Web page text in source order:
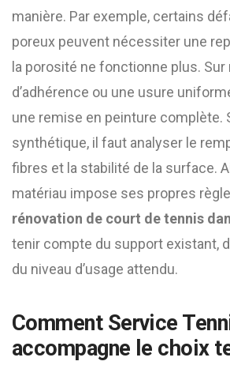
manière. Par exemple, certains
poreux peuvent nécessiter une
la porosité ne fonctionne plus.
d’adhérence ou une usure
une remise en peinture complète.
synthétique, il faut analyser le
fibres et la stabilité de la surface.
matériau impose ses propres
rénovation de court de tennis
tenir compte du support existant,
du niveau d’usage attendu.
Comment Service
accompagne le choix